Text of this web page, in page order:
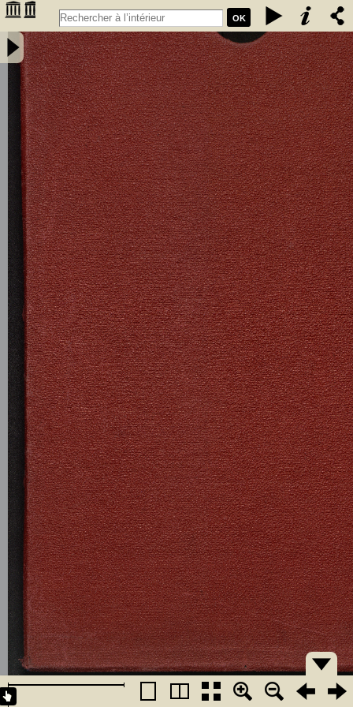
OK
Société d'agriculture de la Gironde : statuts du 15 janvier 1885 -